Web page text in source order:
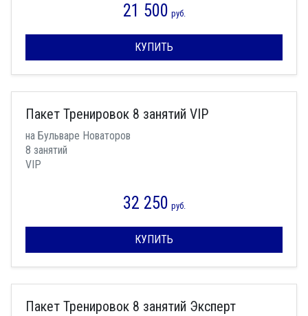
21 500 руб.
КУПИТЬ
Пакет Тренировок 8 занятий VIP
на Бульваре Новаторов
8 занятий
VIP
32 250 руб.
КУПИТЬ
Пакет Тренировок 8 занятий Эксперт